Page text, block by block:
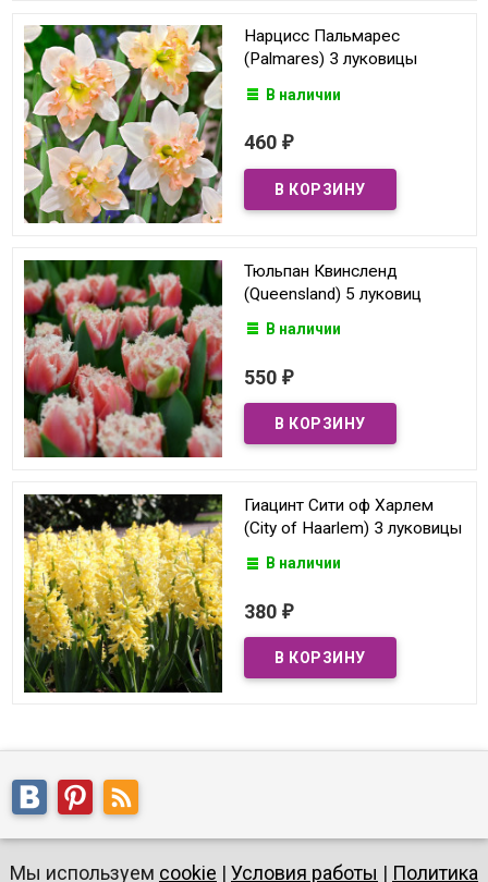
Нарцисс Пальмарес
(Palmares) 3 луковицы
В наличии
460 ₽
Тюльпан Квинсленд
(Queensland) 5 луковиц
В наличии
550 ₽
Гиацинт Сити оф Харлем
(City of Haarlem) 3 луковицы
В наличии
380 ₽
Мы используем cookie | Условия работы | Политика